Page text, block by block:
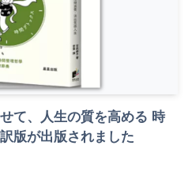
て、人生の質を高める 時
版が出版されました